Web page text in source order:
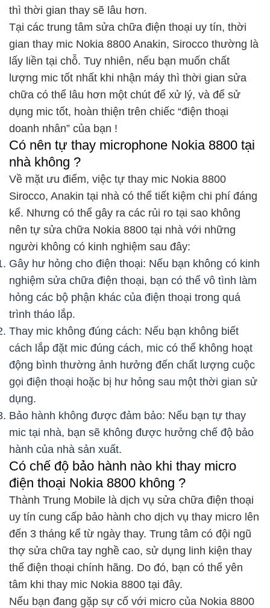
thì thời gian thay sẽ lâu hơn.
Tại các trung tâm sửa chữa điện thoại uy tín, thời
gian thay mic Nokia 8800 Anakin, Sirocco thường là
lấy liền tại chỗ. Tuy nhiên, nếu bạn muốn chất
lượng mic tốt nhất khi nhận máy thì thời gian sửa
chữa có thể lâu hơn một chút để xử lý, và để sử
dụng mic tốt, hoàn thiện trên chiếc “điện thoại
doanh nhân” của bạn !
Có nên tự thay microphone Nokia 8800 tại
nhà không ?
Về mặt ưu điểm, việc tự thay mic Nokia 8800
Sirocco, Anakin tại nhà có thể tiết kiệm chi phí đáng
kể. Nhưng có thể gây ra các rủi ro tại sao không
nên tự sửa chữa Nokia 8800 tại nhà với những
người không có kinh nghiệm sau đây:
Gây hư hỏng cho điện thoại: Nếu bạn không có kinh
nghiệm sửa chữa điện thoại, bạn có thể vô tình làm
hỏng các bộ phận khác của điện thoại trong quá
trình tháo lắp.
Thay mic không đúng cách: Nếu bạn không biết
cách lắp đặt mic đúng cách, mic có thể không hoạt
động bình thường ảnh hưởng đến chất lượng cuộc
gọi điện thoại hoặc bị hư hỏng sau một thời gian sử
dụng.
Bảo hành không được đảm bảo: Nếu bạn tự thay
mic tại nhà, bạn sẽ không được hưởng chế độ bảo
hành của nhà sản xuất.
Có chế độ bảo hành nào khi thay micro
điện thoại Nokia 8800 không ?
Thành Trung Mobile là dịch vụ sửa chữa điện thoại
uy tín cung cấp bảo hành cho dịch vụ thay micro lên
đến 3 tháng kể từ ngày thay. Trung tâm có đội ngũ
thợ sửa chữa tay nghề cao, sử dụng linh kiện thay
thế điện thoại chính hãng. Do đó, bạn có thể yên
tâm khi thay mic Nokia 8800 tại đây.
Nếu bạn đang gặp sự cố với micro của Nokia 8800